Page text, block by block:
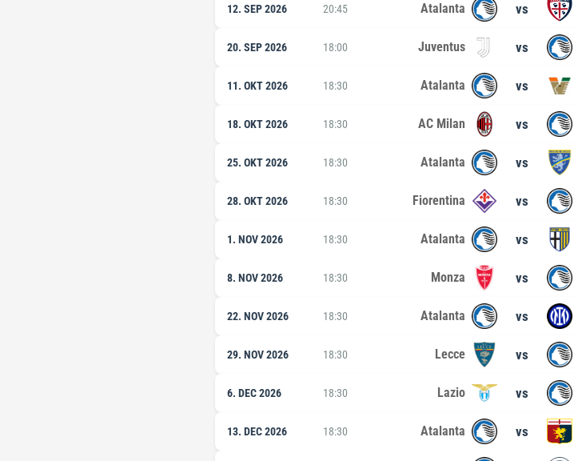
12. SEP 2026 20:45 Atalanta vs
20. SEP 2026 18:00 Juventus vs
11. OKT 2026 18:30 Atalanta vs
18. OKT 2026 18:30 AC Milan vs
25. OKT 2026 18:30 Atalanta vs
28. OKT 2026 18:30 Fiorentina vs
1. NOV 2026 18:30 Atalanta vs
8. NOV 2026 18:30 Monza vs
22. NOV 2026 18:30 Atalanta vs
29. NOV 2026 18:30 Lecce vs
6. DEC 2026 18:30 Lazio vs
13. DEC 2026 18:30 Atalanta vs